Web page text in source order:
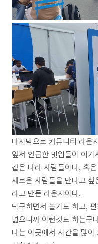
마지막으로 커뮤니티 라운
앞서 언급한 밋업들이 여기
같은 나라 사람들이나, 혹
새로운 사람들을 만나고
라고 만든 라운지이다.
탁구하면서 놀기도 하고,
넓으니까 이런것도 하는구
나는 이곳에서 시간을 많